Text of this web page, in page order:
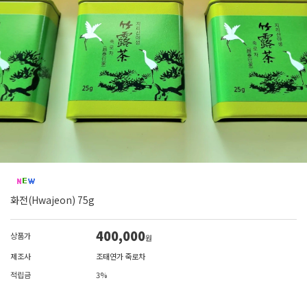
화전(Hwajeon) 75g
상품가 400,000원
제조사
조태연가 죽로차
적립금
3%